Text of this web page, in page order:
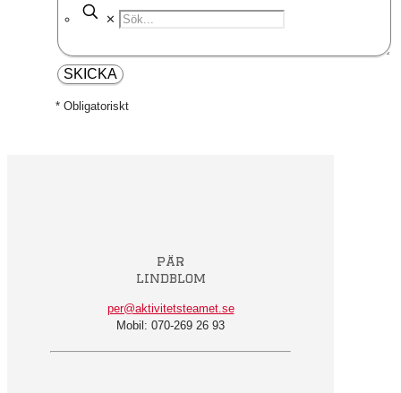
✕
* Obligatoriskt
pär
lindblom
per@aktivitetsteamet.se
Mobil: 070-269 26 93